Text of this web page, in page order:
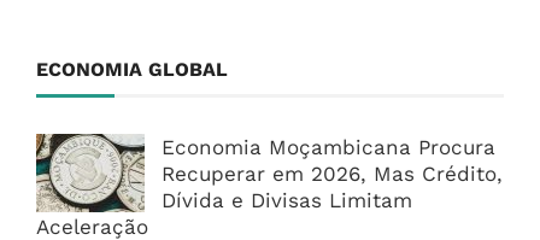
ECONOMIA GLOBAL
Economia Moçambicana Procura
Recuperar em 2026, Mas Crédito,
Dívida e Divisas Limitam
Aceleração